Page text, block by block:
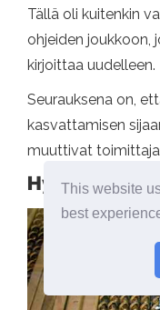
This website
best
Tällä oli kuitenkin
ohjeiden joukkoon,
kirjoittaa uudelleen.
Seurauksena on,
kasvattamisen
muuttivat
Hyödyt ja